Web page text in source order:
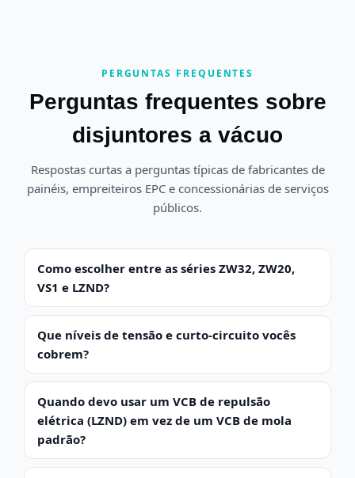
PERGUNTAS FREQUENTES
Perguntas frequentes sobre
disjuntores a vácuo
Respostas curtas a perguntas típicas de fabricantes de
painéis, empreiteiros EPC e concessionárias de serviços
públicos.
Como escolher entre as séries ZW32, ZW20,
VS1 e LZND?
Que níveis de tensão e curto-circuito vocês
cobrem?
Quando devo usar um VCB de repulsão
elétrica (LZND) em vez de um VCB de mola
padrão?